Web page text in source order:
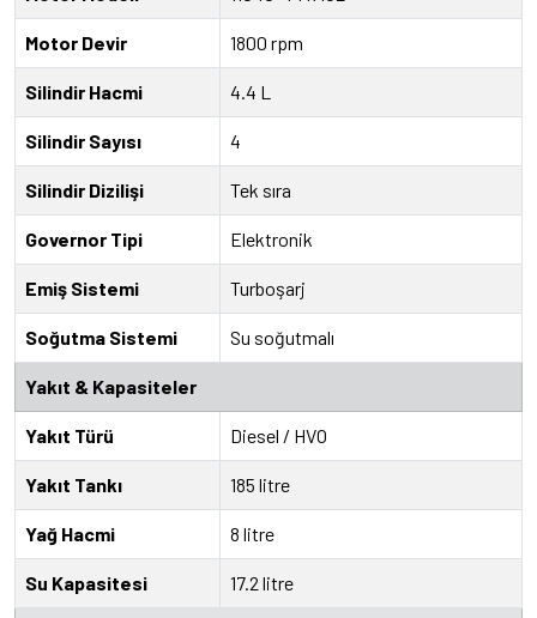
Motor Devir 1800 rpm
Silindir Hacmi 4.4 L
Silindir Sayısı 4
Silindir Dizilişi Tek sıra
Governor Tipi Elektronik
Emiş Sistemi Turboşarj
Soğutma Sistemi Su soğutmalı
Yakıt & Kapasiteler
Yakıt Türü Diesel / HVO
Yakıt Tankı 185 litre
Yağ Hacmi 8 litre
Su Kapasitesi 17.2 litre